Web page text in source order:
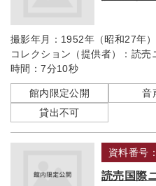
撮影年月： 1952年（昭和27年
コレクション（提供者）： 読売
時間：7分10秒
館内限定公開
音
貸出不可
資料番号
読売国際